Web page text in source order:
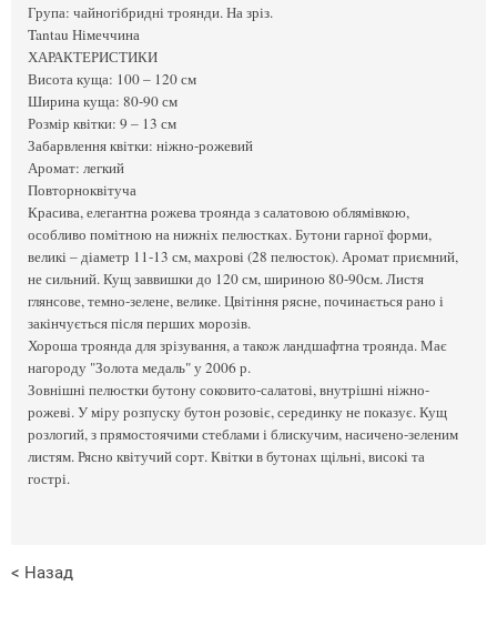
Група: чайногібридні троянди. На зріз.
Tantau Німеччина
ХАРАКТЕРИСТИКИ
Висота куща: 100 – 120 см
Ширина куща: 80-90 см
Розмір квітки: 9 – 13 см
Забарвлення квітки: ніжно-рожевий
Аромат: легкий
Повторноквітуча
Красива, елегантна рожева троянда з салатовою облямівкою,
особливо помітною на нижніх пелюстках. Бутони гарної форми,
великі – діаметр 11-13 см, махрові (28 пелюсток). Аромат приємний,
не сильний. Кущ заввишки до 120 см, шириною 80-90см. Листя
глянсове, темно-зелене, велике. Цвітіння рясне, починається рано і
закінчується після перших морозів.
Хороша троянда для зрізування, а також ландшафтна троянда. Має
нагороду "Золота медаль" у 2006 р.
Зовнішні пелюстки бутону соковито-салатові, внутрішні ніжно-
рожеві. У міру розпуску бутон розовіє, серединку не показує. Кущ
розлогий, з прямостоячими стеблами і блискучим, насичено-зеленим
листям. Рясно квітучий сорт. Квітки в бутонах щільні, високі та
гострі.
< Назад